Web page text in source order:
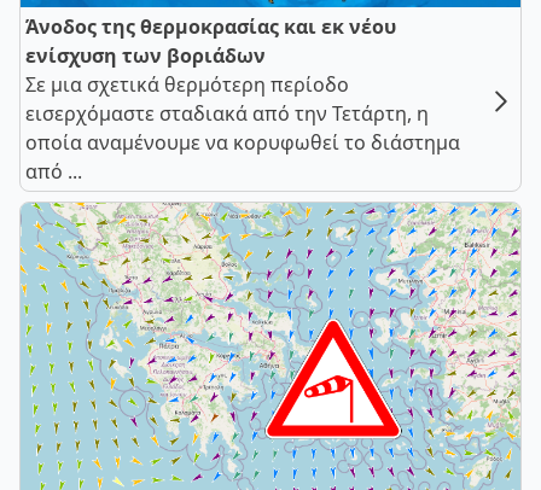
Άνοδος της θερμοκρασίας και εκ νέου
ενίσχυση των βοριάδων
Σε μια σχετικά θερμότερη περίοδο
εισερχόμαστε σταδιακά από την Τετάρτη, η
οποία αναμένουμε να κορυφωθεί το διάστημα
από ...